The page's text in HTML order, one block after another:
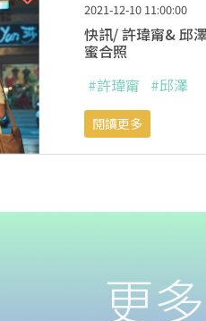
2021-12-10 11:00:00
快訊/ 許瑋甯& 邱
蜜合照
#許瑋甯 #邱澤
閱讀更多
更